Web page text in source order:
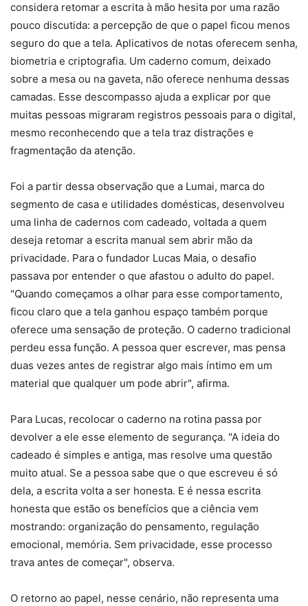
considera retomar a escrita à mão hesita por uma razão
pouco discutida: a percepção de que o papel ficou menos
seguro do que a tela. Aplicativos de notas oferecem senha,
biometria e criptografia. Um caderno comum, deixado
sobre a mesa ou na gaveta, não oferece nenhuma dessas
camadas. Esse descompasso ajuda a explicar por que
muitas pessoas migraram registros pessoais para o digital,
mesmo reconhecendo que a tela traz distrações e
fragmentação da atenção.
Foi a partir dessa observação que a Lumai, marca do
segmento de casa e utilidades domésticas, desenvolveu
uma linha de cadernos com cadeado, voltada a quem
deseja retomar a escrita manual sem abrir mão da
privacidade. Para o fundador Lucas Maia, o desafio
passava por entender o que afastou o adulto do papel.
"Quando começamos a olhar para esse comportamento,
ficou claro que a tela ganhou espaço também porque
oferece uma sensação de proteção. O caderno tradicional
perdeu essa função. A pessoa quer escrever, mas pensa
duas vezes antes de registrar algo mais íntimo em um
material que qualquer um pode abrir", afirma.
Para Lucas, recolocar o caderno na rotina passa por
devolver a ele esse elemento de segurança. "A ideia do
cadeado é simples e antiga, mas resolve uma questão
muito atual. Se a pessoa sabe que o que escreveu é só
dela, a escrita volta a ser honesta. E é nessa escrita
honesta que estão os benefícios que a ciência vem
mostrando: organização do pensamento, regulação
emocional, memória. Sem privacidade, esse processo
trava antes de começar", observa.
O retorno ao papel, nesse cenário, não representa uma